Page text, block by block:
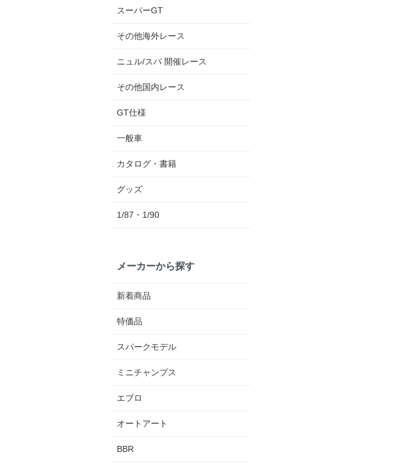
スーパーGT
その他海外レース
ニュル/スパ 開催レース
その他国内レース
GT仕様
一般車
カタログ・書籍
グッズ
1/87・1/90
メーカーから探す
新着商品
特価品
スパークモデル
ミニチャンプス
エブロ
オートアート
BBR